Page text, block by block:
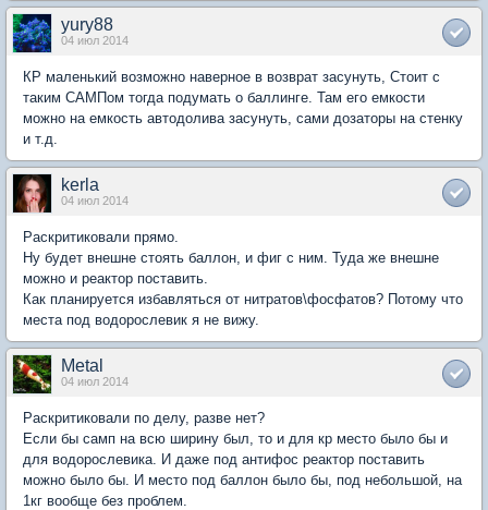
yury88
04 июл 2014
КР маленький возможно наверное в возврат засунуть, Стоит с
таким САМПом тогда подумать о баллинге. Там его емкости
можно на емкость автодолива засунуть, сами дозаторы на стенку
и т.д.
kerla
04 июл 2014
Раскритиковали прямо.
Ну будет внешне стоять баллон, и фиг с ним. Туда же внешне
можно и реактор поставить.
Как планируется избавляться от нитратов\фосфатов? Потому что
места под водорослевик я не вижу.
Metal
04 июл 2014
Раскритиковали по делу, разве нет?
Если бы самп на всю ширину был, то и для кр место было бы и
для водорослевика. И даже под антифос реактор поставить
можно было бы. И место под баллон было бы, под небольшой, на
1кг вообще без проблем.